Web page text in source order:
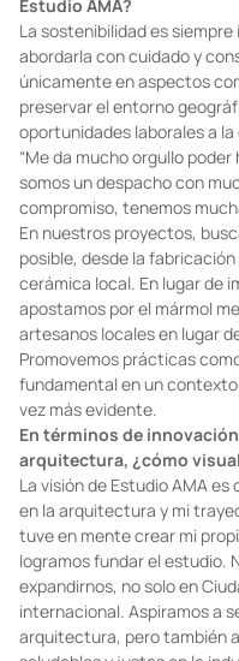
nuestro campo. En cuanto a
que a veces se percibe en
calidad del producto final.
¿Qué papel juega la
Estudio AMA?
La sostenibilidad es
abordarla con cuidado y
únicamente en aspectos
preservar el entorno
oportunidades laborales a
“Me da mucho orgullo
somos un despacho con
compromiso, tenemos
En nuestros proyectos,
posible, desde la fabricación
cerámica local. En lugar de
apostamos por el mármol
artesanos locales en lugar
Promovemos prácticas
fundamental en un
vez más evidente.
En términos de
arquitectura, ¿cómo
La visión de Estudio AMA es
en la arquitectura y mi
tuve en mente crear mi